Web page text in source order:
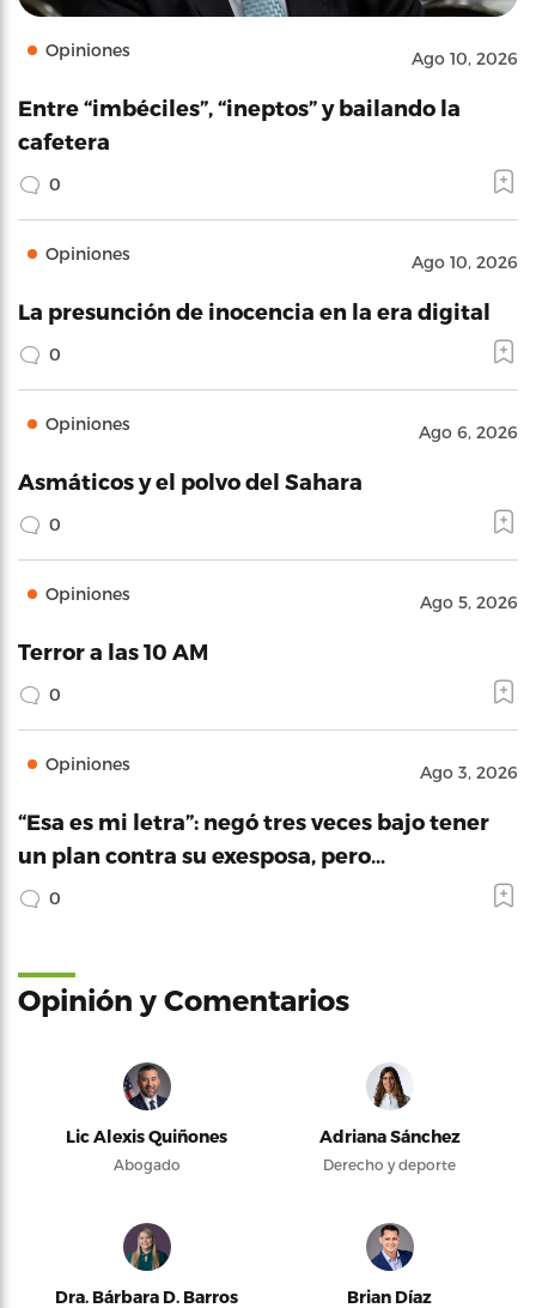
Opiniones Ago 10, 2026
Entre “imbéciles”, “ineptos” y bailando la
cafetera
0
Opiniones Ago 10, 2026
La presunción de inocencia en la era digital
0
Opiniones Ago 6, 2026
Asmáticos y el polvo del Sahara
0
Opiniones Ago 5, 2026
Terror a las 10 AM
0
Opiniones Ago 3, 2026
“Esa es mi letra”: negó tres veces bajo tener
un plan contra su exesposa, pero…
0
Opinión y Comentarios
Lic Alexis Quiñones
Abogado
Adriana Sánchez
Derecho y deporte
Dra. Bárbara D. Barros Brian Díaz